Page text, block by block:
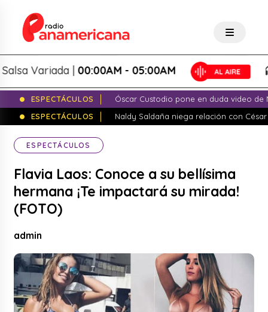
Variada |00:00AM - 05:00AM
ESPECTÁCULOS
Óscar Custodio pone en duda video de
ESPECTÁCULOS
Naldy Saldaña niega relación con
ESPECTÁCULOS
Flavia Laos: Conoce a su bellísima
hermana ¡Te impactará su mirada!
(FOTO)
admin